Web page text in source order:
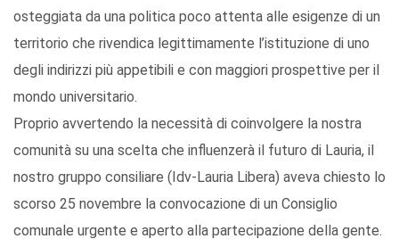
osteggiata da una politica poco attenta alle esigenze di un
territorio che rivendica legittimamente l’istituzione di uno
degli indirizzi più appetibili e con maggiori prospettive per il
mondo universitario.
Proprio avvertendo la necessità di coinvolgere la nostra
comunità su una scelta che influenzerà il futuro di Lauria, il
nostro gruppo consiliare (Idv-Lauria Libera) aveva chiesto lo
scorso 25 novembre la convocazione di un Consiglio
comunale urgente e aperto alla partecipazione della gente.